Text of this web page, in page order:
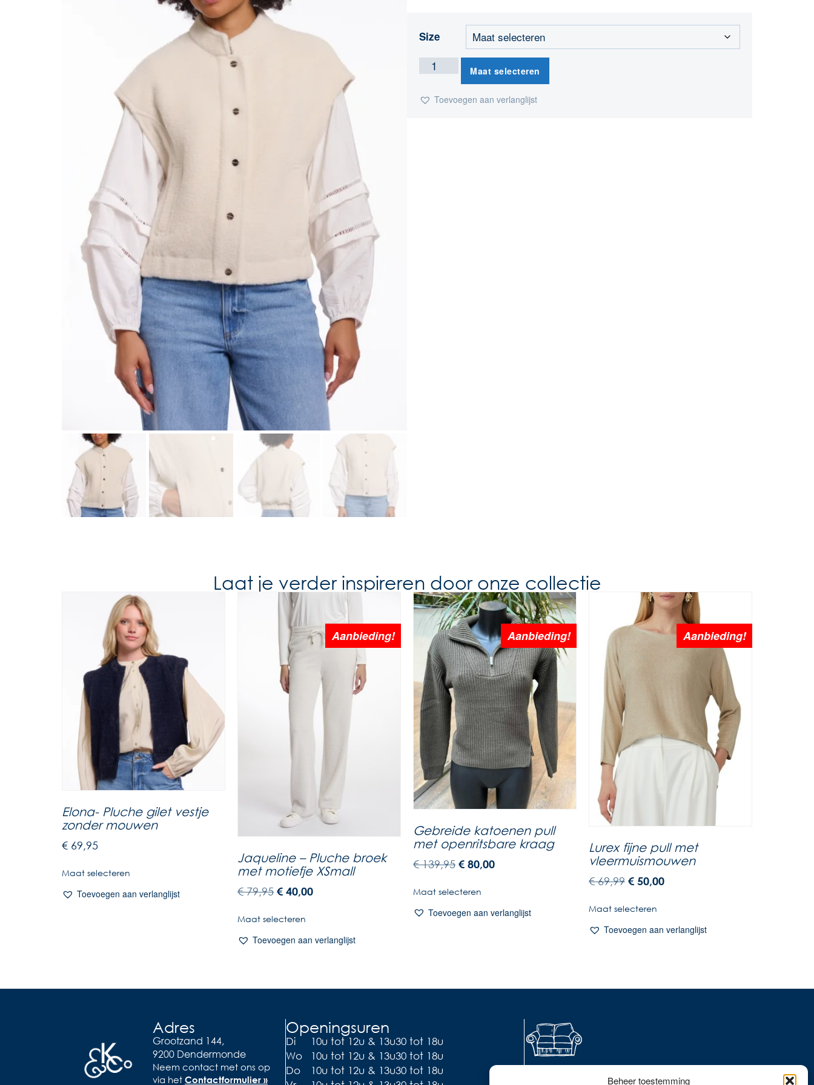
Beheer toestemming
Size
Maat selecteren
Toevoegen aan verlanglijst
Laat je verder inspireren door onze collectie
Elona- Pluche gilet vestje
zonder mouwen
€ 69,95
Maat selecteren
Toevoegen aan verlanglijst
Aanbieding!
Jaqueline – Pluche broek
met motiefje XSmall
€79,95 € 40,00
Maat selecteren
Toevoegen aan verlanglijst
Aanbieding!
Gebreide katoenen pull
met openritsbare kraag
€139,95 € 80,00
Maat selecteren
Toevoegen aan verlanglijst
Aanbieding!
Lurex fijne pull met
vleermuismouwen
€69,99 € 50,00
Maat selecteren
Toevoegen aan verlanglijst
Adres
Grootzand 144,
9200 Dendermonde
Neem contact met ons op
via het Contactformulier »
Openingsuren
Di
10u tot 12u & 13u30 tot 18u
Wo
10u tot 12u & 13u30 tot 18u
Do
10u tot 12u & 13u30 tot 18u
Liever thuis shoppen?